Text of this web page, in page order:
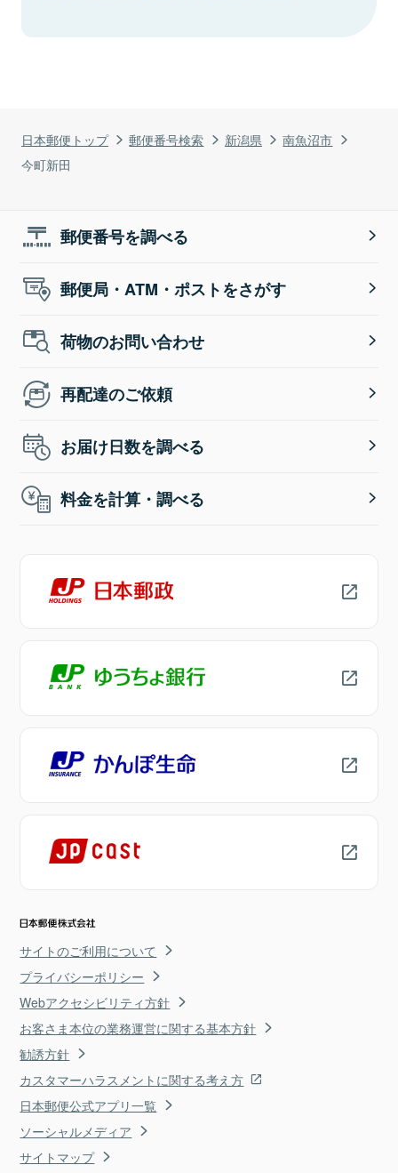
日本郵便トップ 郵便番号検索 新潟県
南魚沼市
今町新田
郵便番号を調べる
郵便局・ATM・ポストをさがす
荷物のお問い合わせ
再配達のご依頼
お届け日数を調べる
料金を計算・調べる
サイトのご利用について
プライバシーポリシー
Webアクセシビリティ方針
お客さま本位の業務運営に関する基本方針
勧誘方針
カスタマーハラスメントに関する考え方
日本郵便公式アプリ一覧
ソーシャルメディア
サイトマップ